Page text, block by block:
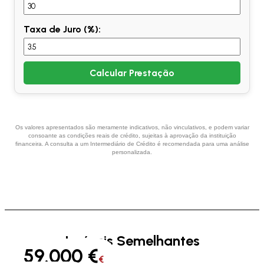
Taxa de Juro (%):
Calcular Prestação
Os valores apresentados são meramente indicativos, não vinculativos, e podem variar
consoante as condições reais de crédito, sujeitas à aprovação da instituição
financeira. A consulta a um Intermediário de Crédito é recomendada para uma análise
personalizada.
Imóveis Semelhantes
59.000 €€